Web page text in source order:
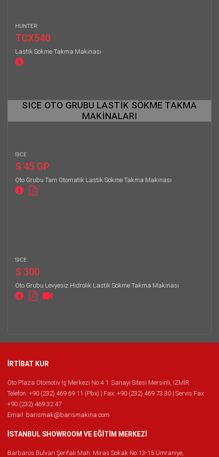
HUNTER
TCX540
Lastik Sökme Takma Makinası
SICE OTO GRUBU LASTİK SÖKME TAKMA
MAKİNALARI
SICE
S 45 GP
Oto Grubu Tam Otomatik Lastik Sökme Takma Makinası
SICE
S 300
Oto Grubu Levyesiz Hidrolik Lastik Sökme Takma Makinası
İRTİBAT KUR
Oto Plaza Otomotiv İş Merkezi No:4 1. Sanayi Sitesi Mersinli, İZMİR
Telefon: +90 (232) 469 69 11 (Pbx) | Fax: +90 (232) 469 73 30 | Servis Fax:
+90 (232) 469 32 47
Email: barismak@barismakina.com
İSTANBUL SHOWROOM VE EĞİTİM MERKEZİ
Barbaros Bulvarı Şerifali Mah. Miras Sokak No:13-15 Ümraniye,